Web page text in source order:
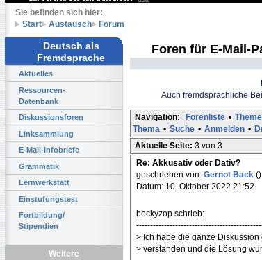
Sie befinden sich hier:
Start
Austausch Forum
Deutsch als
Fremdsprache
Aktuelles
Ressourcen-
Datenbank
Diskussionsforen
Linksammlung
E-Mail-Infobriefe
Grammatik
Lernwerkstatt
Einstufungstest
Fortbildung/
Stipendien
Weitere
Foren für E-Mail-
Auch fremdsprachliche
Navigation: Forenliste •
Thema • Suche • Anmelden •
Aktuelle Seite: 3 von 3
Re: Akkusativ oder Dativ?
geschrieben von: Gernot Back ()
Datum: 10. Oktober 2022 21:52
beckyzop schrieb:
> Ich habe die ganze Diskussion
> verstanden und die Lösung